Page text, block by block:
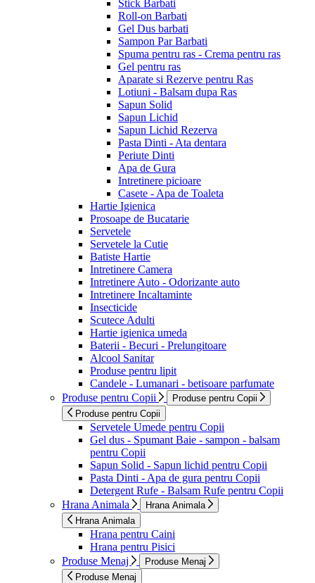
Stick Barbati
Roll-on Barbati
Gel Dus barbati
Sampon Par Barbati
Spuma pentru ras - Crema pentru ras
Gel pentru ras
Aparate si Rezerve pentru Ras
Lotiuni - Balsam dupa Ras
Sapun Solid
Sapun Lichid
Sapun Lichid Rezerva
Pasta Dinti - Ata dentara
Periute Dinti
Apa de Gura
Intretinere picioare
Casete - Apa de Toaleta
Hartie Igienica
Prosoape de Bucatarie
Servetele
Servetele la Cutie
Batiste Hartie
Intretinere Camera
Intretinere Auto - Odorizante auto
Intretinere Incaltaminte
Insecticide
Scutece Adulti
Hartie igienica umeda
Baterii - Becuri - Prelungitoare
Alcool Sanitar
Produse pentru lipit
Candele - Lumanari - betisoare parfumate
Produse pentru Copii
Produse pentru Copii
Produse pentru Copii
Servetele Umede pentru Copii
Gel dus - Spumant Baie - sampon - balsam
pentru Copii
Sapun Solid - Sapun lichid pentru Copii
Pasta Dinti - Apa de gura pentru Copii
Detergent Rufe - Balsam Rufe pentru Copii
Hrana Animala
Hrana Animala
Hrana Animala
Hrana pentru Caini
Hrana pentru Pisici
Produse Menaj
Produse Menaj
Produse Menaj